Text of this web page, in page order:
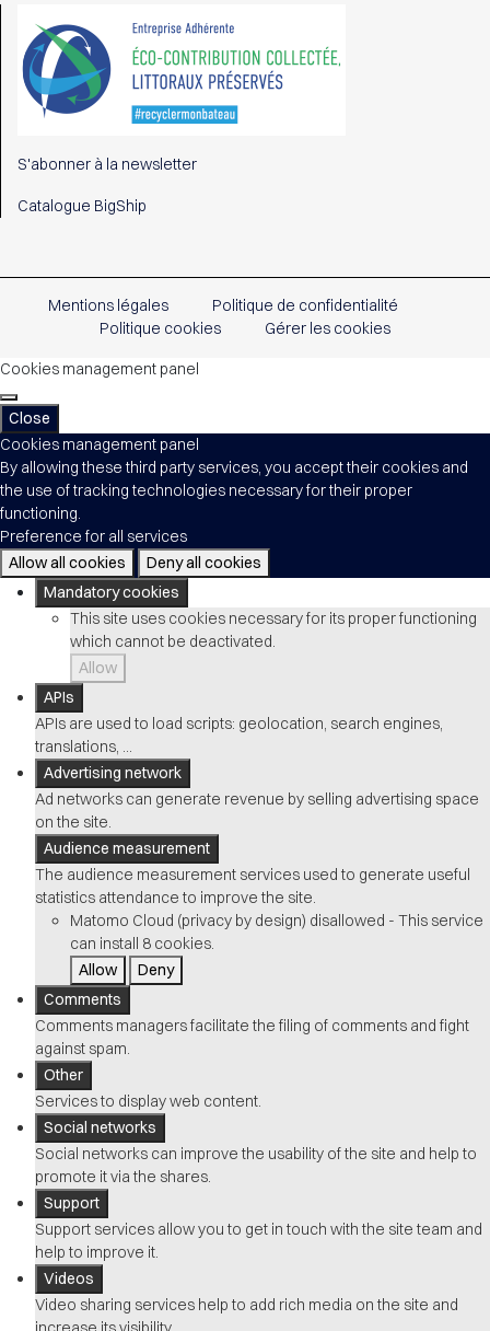
S'abonner à la newsletter
Catalogue BigShip
Mentions légales
Politique de confidentialité
Politique cookies
Gérer les cookies
Cookies management panel
Close
Cookies management panel
By allowing these third party services, you accept their cookies and
the use of tracking technologies necessary for their proper
functioning.
Preference for all services
Allow all cookies
Deny all cookies
Mandatory cookies
This site uses cookies necessary for its proper functioning
which cannot be deactivated.
Allow
APIs
APIs are used to load scripts: geolocation, search engines,
translations, ...
Advertising network
Ad networks can generate revenue by selling advertising space
on the site.
Audience measurement
The audience measurement services used to generate useful
statistics attendance to improve the site.
Matomo Cloud (privacy by design) disallowed - This service
can install 8 cookies.
Allow
Deny
Comments
Comments managers facilitate the filing of comments and fight
against spam.
Other
Services to display web content.
Social networks
Social networks can improve the usability of the site and help to
promote it via the shares.
Support
Support services allow you to get in touch with the site team and
help to improve it.
Videos
Video sharing services help to add rich media on the site and